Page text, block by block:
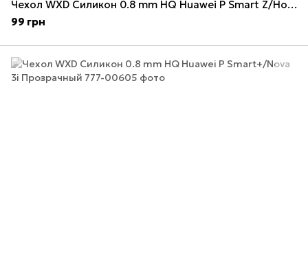
Чехол WXD Силикон 0.8 mm HQ Huawei P Smart Z/Honor 9X Прозрачный
99 грн